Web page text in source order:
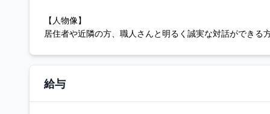
【人物像】
居住者や近隣の方、職人さんと明るく誠実な対話ができる
給与